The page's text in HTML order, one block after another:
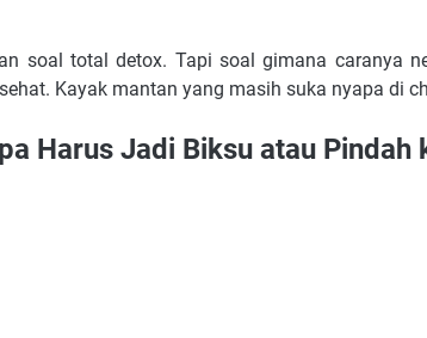
soal total detox. Tapi soal gimana caranya
Kayak mantan yang masih suka nyapa di
Harus Jadi Biksu atau Pindah